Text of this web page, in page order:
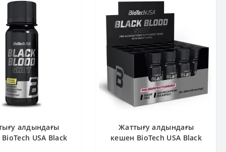
алдындағы
USA Black
Жаттығу алдындағы
кешен BioTech USA Black